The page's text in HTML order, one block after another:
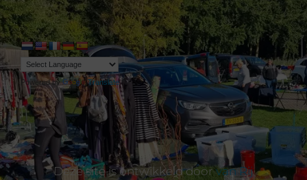
Powered by Translate
Deze site is ontwikkeld doorvan Rij